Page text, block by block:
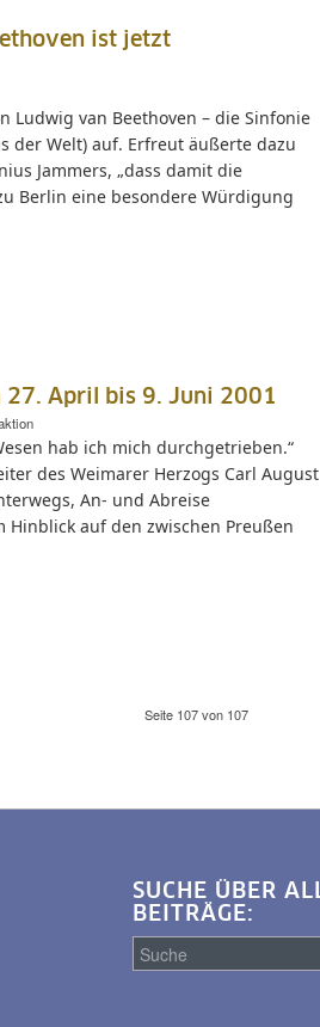
ist jetzt
Ludwig van Beethoven – die Sinfonie
der Welt) auf. Erfreut äußerte dazu
Jammers, „dass damit die
Berlin eine besondere Würdigung
27. April bis 9. Juni 2001
hab ich mich durchgetrieben.“
des Weimarer Herzogs Carl August
An- und Abreise
auf den zwischen Preußen
Seite 107 von 107
SUCHE ÜBER
BEITRÄGE: